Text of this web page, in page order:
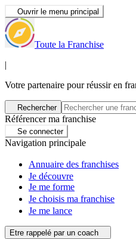
Ouvrir le menu principal
Toute la Franchise
|
Votre partenaire pour réussir en
Rechercher
Référencer ma franchise
Se connecter
Navigation principale
Annuaire des franchises
Je découvre
Je me forme
Je choisis ma franchise
Je me lance
Etre rappelé par un coach